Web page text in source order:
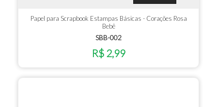
Papel para Scrapbook Estampas Básicas - Corações Rosa
Bebê
SBB-002
R$ 2,99